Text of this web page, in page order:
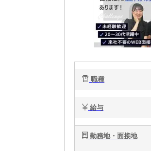
職種
給与
勤務地・面接地